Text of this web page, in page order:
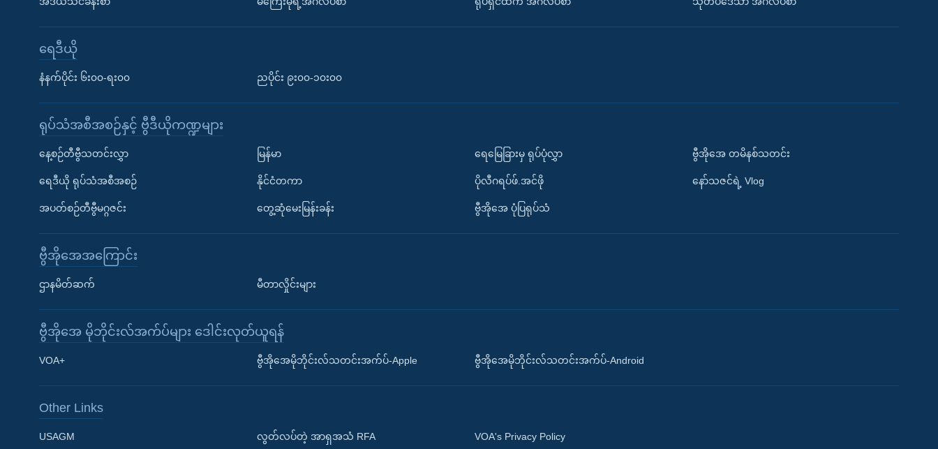
Learning English
ရေဒီယို
နံနက်ပိုင်း ၆း၀၀-ရး၀၀ ညပိုင်း ၉း၀၀-၁၀း၀၀
ရုပ်သံအစီအစဉ်နှင့် ဗွီဒီယိုကဏ္ဍများ
နေ့စဉ်တီဗွီသတင်းလွှာ
ရေဒီယို ရုပ်သံအစီအစဉ်
အပတ်စဉ်တီဗွီမဂ္ဂဇင်း
မြန်မာ
နိုင်ငံတကာ
တွေ့ဆုံမေးမြန်းခန်း
ရေမြေခြားမှ ရုပ်ပုံလွှာ
ပိုလီဂရပ်ဖ်.အင်ဖို
ဗွီအိုအေ ပုံပြရုပ်သံ
ဗွီအိုအေ တမိနစ်သတင်း
နော်သဇင်ရဲ့ Vlog
ဗွီအိုအေအကြောင်း
ဌာနမိတ်ဆက် မီတာလှိုင်းများ
ဗွီအိုအေ မိုဘိုင်းလ်အက်ပ်များ ဒေါင်းလုတ်ယူရန်
VOA+ ဗွီအိုအေမိုဘိုင်းလ်သတင်းအက်ပ်-Apple ဗွီအိုအေမိုဘိုင်းလ်သတင်းအက်ပ်-Android
Other Links
USAGM လွတ်လပ်တဲ့ အာရှအသံ RFA VOA's Privacy Policy